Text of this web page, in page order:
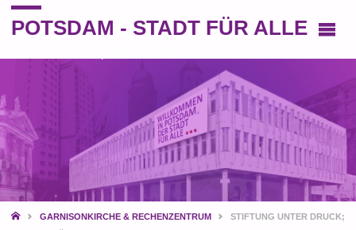
POTSDAM - STADT FÜR ALLE
STARTGARNISONKIRCHE & RECHENZENTRUM
STIFTUNG UNTER DRUCK;